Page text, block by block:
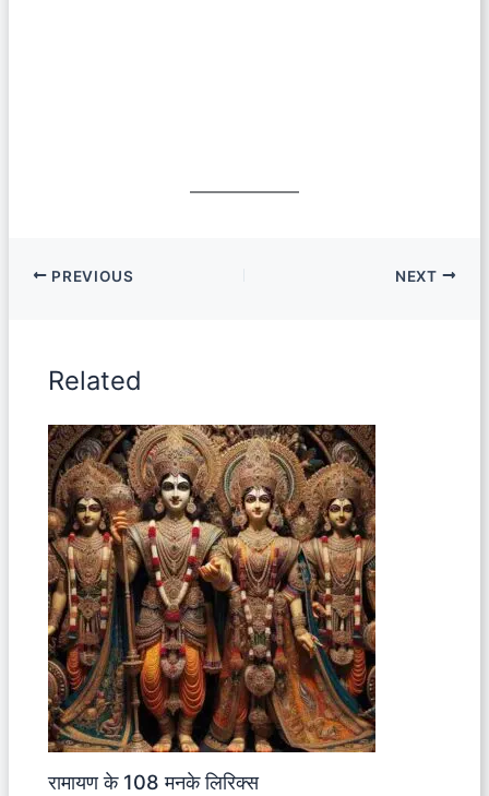
PREVIOUS NEXT
Related
रामायण के 108 मनके लिरिक्स